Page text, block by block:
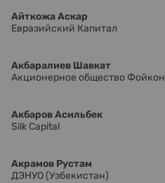
Айткожа Аскар
Евразийский Капитал
Акбаралиев Шавкат
Акционерное общество Фойкон
Акбаров Асильбек
Silk Capital
Акрамов Рустам
ДЭНУО (Узбекистан)